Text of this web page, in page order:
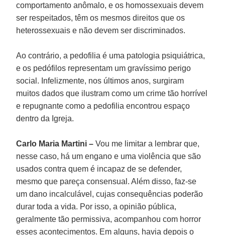
comportamento anômalo, e os homossexuais devem
ser respeitados, têm os mesmos direitos que os
heterossexuais e não devem ser discriminados.
Ao contrário, a pedofilia é uma patologia psiquiátrica,
e os pedófilos representam um gravíssimo perigo
social. Infelizmente, nos últimos anos, surgiram
muitos dados que ilustram como um crime tão horrível
e repugnante como a pedofilia encontrou espaço
dentro da Igreja.
Carlo Maria Martini –Vou me limitar a lembrar que,
nesse caso, há um engano e uma violência que são
usados contra quem é incapaz de se defender,
mesmo que pareça consensual. Além disso, faz-se
um dano incalculável, cujas consequências poderão
durar toda a vida. Por isso, a opinião pública,
geralmente tão permissiva, acompanhou com horror
esses acontecimentos. Em alguns, havia depois o